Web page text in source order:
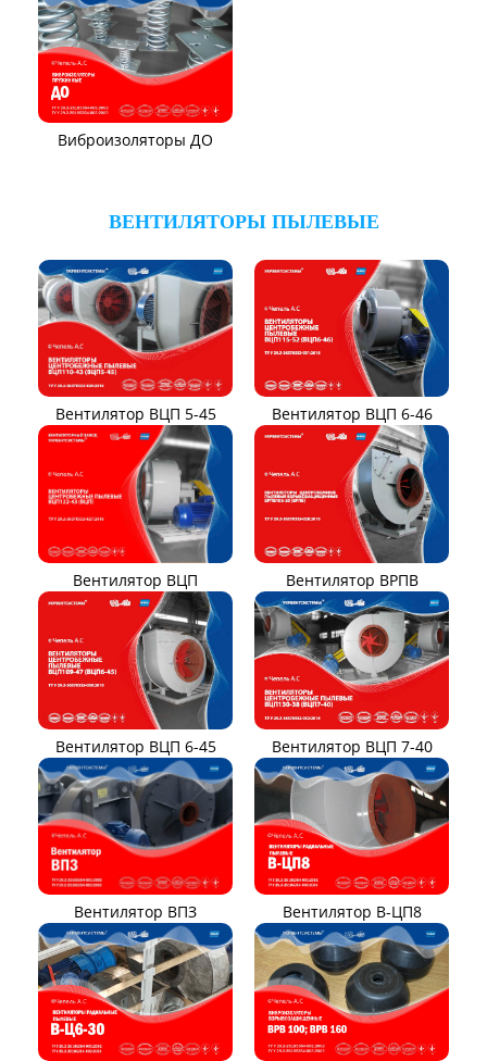
Виброизоляторы ДО
ВЕНТИЛЯТОРЫ ПЫЛЕВЫЕ
Вентилятор ВЦП 5-45 Вентилятор ВЦП 6-46
Вентилятор ВЦП Вентилятор ВРПВ
Вентилятор ВЦП 6-45 Вентилятор ВЦП 7-40
Вентилятор ВПЗ Вентилятор В-ЦП8